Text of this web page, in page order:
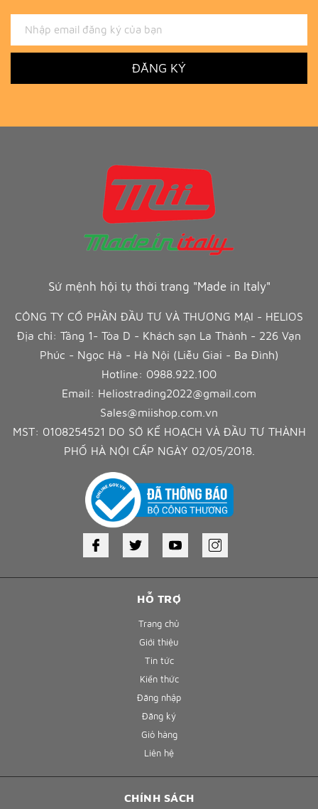
ĐĂNG KÝ
HỖ TRỢ
Trang chủ
Giới thiệu
Tin tức
Kiến thức
Đăng nhập
Đăng ký
Giỏ hàng
Liên hệ
Sứ mệnh hội tụ thời trang "Made in Italy"
CÔNG TY CỔ PHẦN ĐẦU TƯ VÀ THƯƠNG MẠI - HELIOS
Địa chỉ: Tầng 1- Tòa D - Khách sạn La Thành - 226 Vạn
Phúc - Ngọc Hà - Hà Nội (Liễu Giai - Ba Đình)
Hotline: 0988.922.100
Email: Heliostrading2022@gmail.com
Sales@miishop.com.vn
MST: 0108254521 DO SỞ KẾ HOẠCH VÀ ĐẦU TƯ THÀNH
PHỐ HÀ NỘI CẤP NGÀY 02/05/2018.
CHÍNH SÁCH